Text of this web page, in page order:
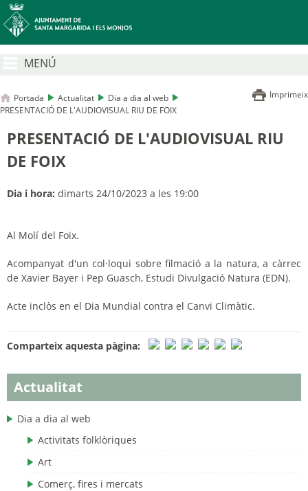
MENÚ
Portada Actualitat
Dia a dia al web
PRESENTACIÓ DE L'AUDIOVISUAL RIU DE FOIX
Imprimeix
Actualitat
Dia a dia al web
Activitats folklòriques
Art
Comerç, fires i mercats
PRESENTACIÓ DE L'AUDIOVISUAL RIU
DE FOIX
Dia i hora: dimarts 24/10/2023 a les 19:00
Al Molí del Foix.
Acompanyat d'un col·loqui sobre filmació a la natura, a càrrec
de Xavier Bayer i Pep Guasch, Estudi Divulgació Natura (EDN).
Acte inclòs en el Dia Mundial contra el Canvi Climàtic.
Comparteix aquesta pàgina: